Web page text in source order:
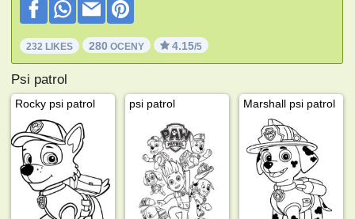
232 LIKES 280 OCENY 4.15/5
Psi patrol
Rocky psi patrol psi patrol Marshall psi patrol